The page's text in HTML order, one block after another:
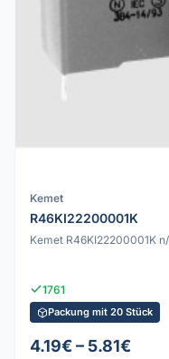
Kemet
R46KI22200001K
Kemet R46KI22200001K
1761
Packung mit 20 Stück
4.19€ – 5.81€